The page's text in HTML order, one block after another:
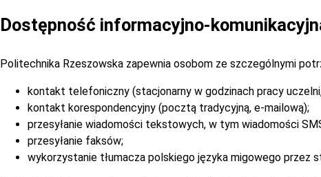
Dostępność informacyjno-
Politechnika Rzeszowska zapewnia osobom ze szczególnymi
kontakt telefoniczny (stacjonarny w godzinach pracy
kontakt korespondencyjny (pocztą tradycyjną, e-mailową);
przesyłanie wiadomości tekstowych, w tym wiadomości
przesyłanie faksów;
wykorzystanie tłumacza polskiego języka migowego przez